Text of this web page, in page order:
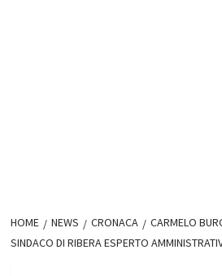
HOME NEWS CRONACA
CARMELO
SINDACO DI RIBERA ESPERTO